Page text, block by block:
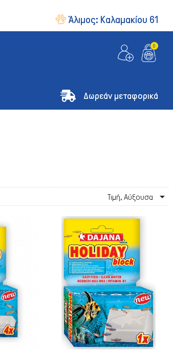
Άλιμος: Καλαμακίου 61
0
Δωρεάν μεταφορικά
Τιμή, Αύξουσα 